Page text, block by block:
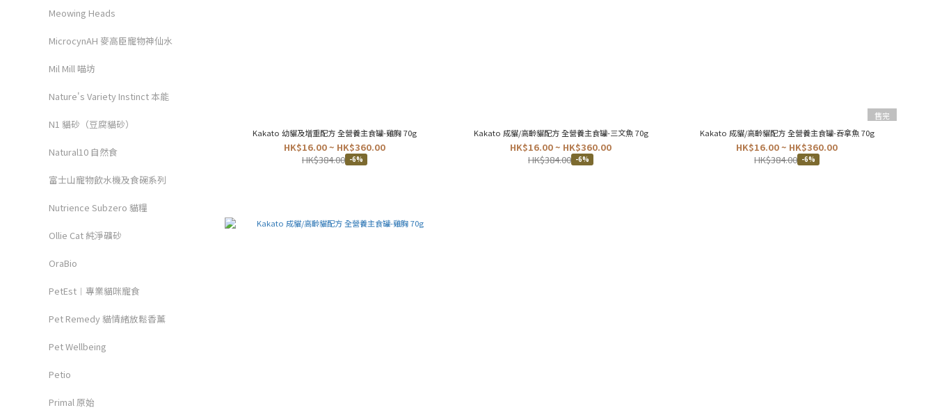
Meowing Heads
MicrocynAH 麥高臣寵物神仙水
Mil Mill 喵坊
Nature's Variety Instinct 本能
N1 貓砂（豆腐貓砂）
Natural10 自然食
富士山寵物飲水機及食碗系列
Nutrience Subzero 貓糧
Ollie Cat 純淨礦砂
OraBio
PetEst︱專業貓咪寵食
Pet Remedy 貓情緒放鬆香薰
Pet Wellbeing
Petio
Primal 原始
Kakato 幼貓及增重配方 全營養主食罐-雞胸 70g
HK$16.00 ~ HK$360.00
HK$384.00 -6%
Kakato 成貓/高齡貓配方 全營養主食罐-三文魚 70g
HK$16.00 ~ HK$360.00
HK$384.00 -6%
售完
Kakato 成貓/高齡貓配方 全營養主食罐-吞拿魚 70g
HK$16.00 ~ HK$360.00
HK$384.00 -6%